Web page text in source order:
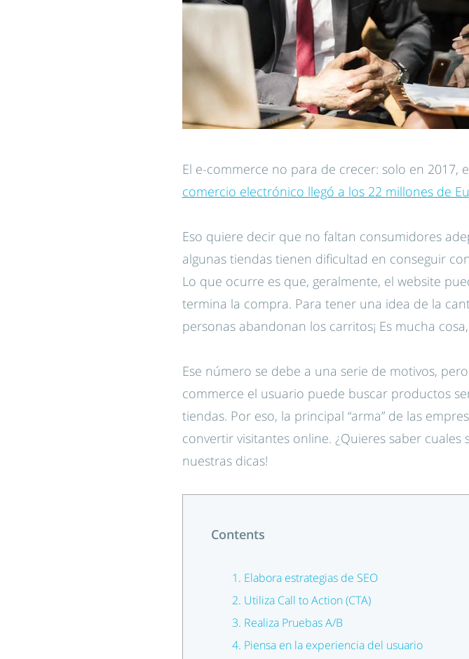
El e-commerce no para de crecer: solo en 2017,
comercio electrónico llegó a los 22 millones de
Eso quiere decir que no faltan consumidores
algunas tiendas tienen dificultad en conseguir
Lo que ocurre es que, geralmente, el website
termina la compra. Para tener una idea de la
personas abandonan los carritos¡ Es mucha
Ese número se debe a una serie de motivos,
commerce el usuario puede buscar productos
tiendas. Por eso, la principal “arma” de las
convertir visitantes online. ¿Quieres saber
nuestras dicas!
Contents
1. Elabora estrategias de SEO
2. Utiliza Call to Action (CTA)
3. Realiza Pruebas A/B
4. Piensa en la experiencia del usuario